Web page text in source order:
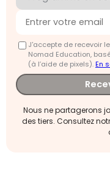
J'accepte de recevoir
Nomad Education,
(à l’aide de pixels).En
Nous ne partagerons
des tiers. Consultez